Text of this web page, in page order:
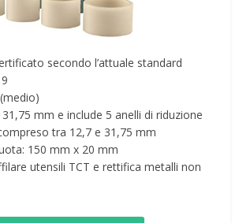
secondo l’attuale standard
mm e include 5 anelli di riduzione
tra 12,7 e 31,75 mm
150 mm x 20 mm
utensili TCT e rettifica metalli non